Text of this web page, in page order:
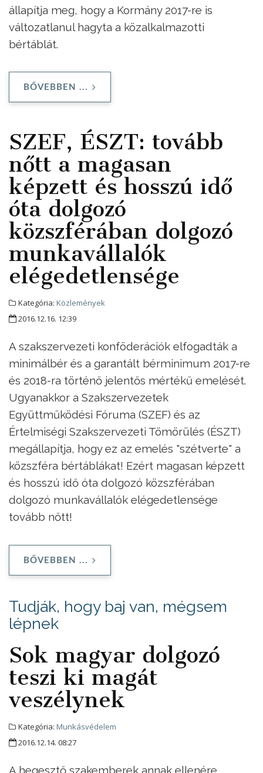
állapítja meg, hogy a Kormány 2017-re is
változatlanul hagyta a közalkalmazotti
bértáblát.
BŐVEBBEN ...
SZEF, ÉSZT: tovább
nőtt a magasan
képzett és hosszú idő
óta dolgozó
közszférában dolgozó
munkavállalók
elégedetlensége
Kategória: Közlemények
2016.12.16. 12:39
A szakszervezeti konföderációk elfogadták a
minimálbér és a garantált bérminimum 2017-re
és 2018-ra történő jelentős mértékű emelését.
Ugyanakkor a Szakszervezetek
Együttműködési Fóruma (SZEF) és az
Értelmiségi Szakszervezeti Tömörülés (ÉSZT)
megállapítja, hogy ez az emelés "szétverte" a
közszféra bértáblákat! Ezért magasan képzett
és hosszú idő óta dolgozó közszférában
dolgozó munkavállalók elégedetlensége
tovább nőtt!
BŐVEBBEN ...
Tudják, hogy baj van, mégsem
lépnek
Sok magyar dolgozó
teszi ki magát
veszélynek
Kategória: Munkásvédelem
2016.12.14. 08:27
A hegesztő szakemberek annak ellenére